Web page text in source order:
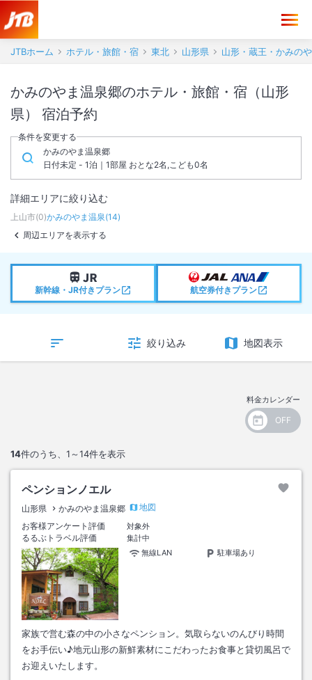
JTBホーム ホテル・旅館・宿 東北 山形県 山形・蔵王・かみの
かみのやま温泉郷のホテル・旅館・宿（山形
県） 宿泊予約
条件を変更する
かみのやま温泉郷
日付未定 - 1泊｜1部屋 おとな2名,こども0名
詳細エリアに絞り込む
上山市(0)かみのやま温泉(14)
周辺エリアを表示する
新幹線・JR付きプラン 航空券付きプラン
絞り込み 地図表示
料金カレンダー
14件のうち、 1～14件を表示
ペンションノエル
山形県 かみのやま温泉郷
地図
お客様アンケート評価
対象外
るるぶトラベル評価
集計中
無線LAN
駐車場あり
家族で営む森の中の小さなペンション。気取らないのんびり時間
をお手伝い♪地元山形の新鮮素材にこだわったお食事と貸切風呂で
お迎えいたします。